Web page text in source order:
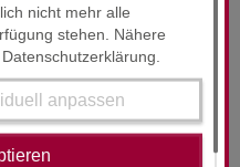
nicht mehr alle
stehen. Nähere
anpassen
ist nach bestem Wissen
Die Komplexität und
machen es
auszuschließen. Die
die individuelle Beratung.